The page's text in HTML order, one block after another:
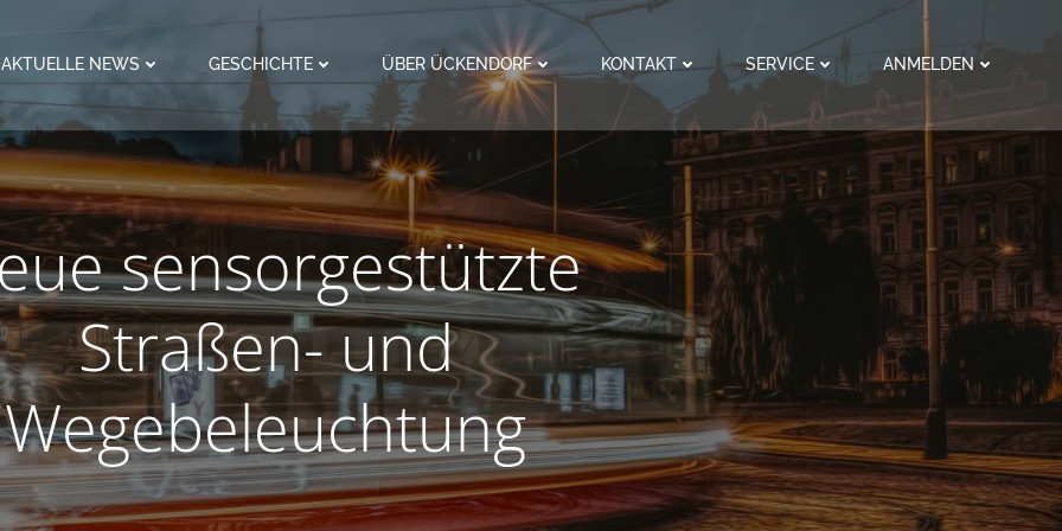
AKTUELLE NEWS GESCHICHTE ÜBER ÜCKENDORF KONTAKT SERVICE ANMELDEN
sensorgestützte
Straßen- und
Wegebeleuchtung